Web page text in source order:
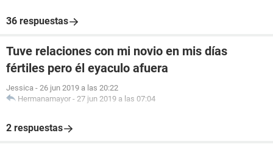
36 respuestas
Tuve relaciones con mi novio en mis días
fértiles pero él eyaculo afuera
Jessica - 26 jun 2019 a las 20:22
Hermanamayor - 27 jun 2019 a las 07:04
2 respuestas